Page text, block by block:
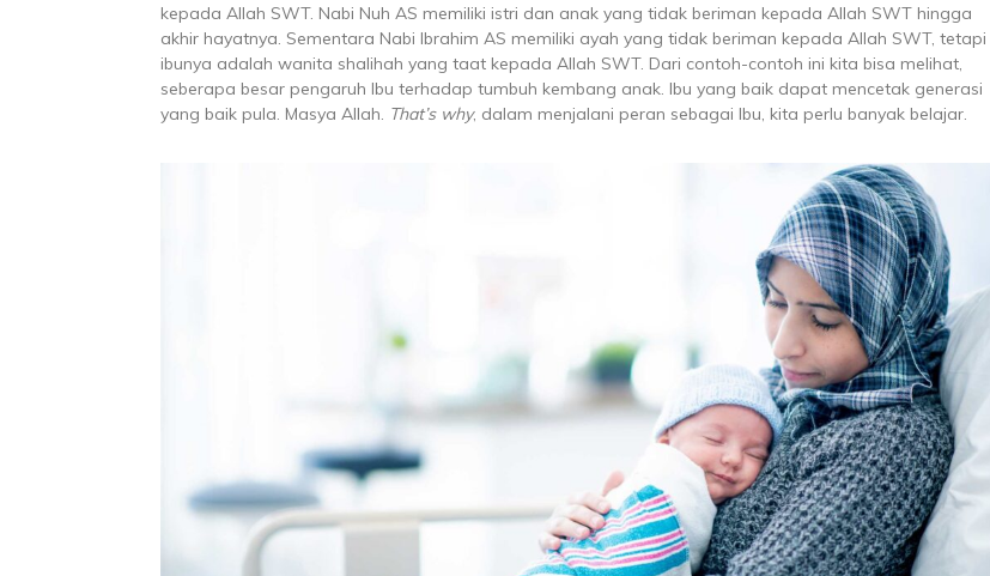
kepada Allah SWT. Nabi Nuh AS memiliki istri dan anak yang tidak beriman kepada Allah SWT hingga
akhir hayatnya. Sementara Nabi Ibrahim AS memiliki ayah yang tidak beriman kepada Allah SWT, tetapi
ibunya adalah wanita shalihah yang taat kepada Allah SWT. Dari contoh-contoh ini kita bisa melihat,
seberapa besar pengaruh Ibu terhadap tumbuh kembang anak. Ibu yang baik dapat mencetak generasi
yang baik pula. Masya Allah. That’s why, dalam menjalani peran sebagai Ibu, kita perlu banyak belajar.